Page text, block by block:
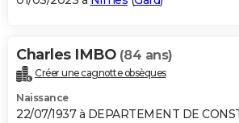
Charles IMBO (84 ans)
Créer une cagnotte obsèques
Naissance
22/07/1937 à DEPARTEMENT DE